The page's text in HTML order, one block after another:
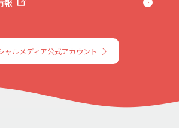
ャルメディア公式アカウント